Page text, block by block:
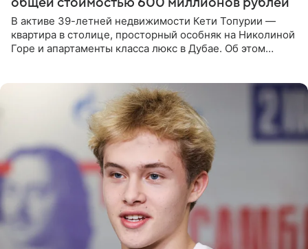
В активе 39-летней недвижимости Кети Топурии —
квартира в столице, просторный особняк на Николиной
Горе и апартаменты класса люкс в Дубае. Об этом